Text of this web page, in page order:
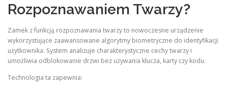
Rozpoznawaniem Twarzy?
Zamek z funkcją rozpoznawania twarzy to nowoczesne urządzenie
wykorzystujące zaawansowane algorytmy biometryczne do identyfikacji
użytkownika. System analizuje charakterystyczne cechy twarzy i
umożliwia odblokowanie drzwi bez używania klucza, karty czy kodu.
Technologia ta zapewnia: